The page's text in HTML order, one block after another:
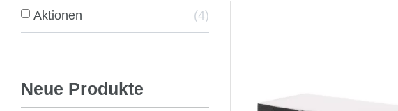
Aktionen 4
Neue Produkte